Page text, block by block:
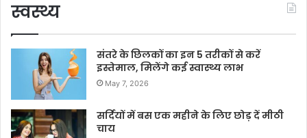
स्वस्थ्य
संतरे के छिलकों का इन 5 तरीकों से करें
इस्तेमाल, मिलेंगे कई स्वास्थ्य लाभ
May 7, 2026
सर्दियों में बस एक महीने के लिए छोड़ दें मीठी
चाय